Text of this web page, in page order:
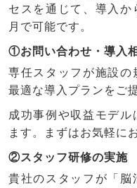
セスを通じて、導入か
月で可能です。
①お問い合わせ・導入
専任スタッフが施設の
最適な導入プランをご
成功事例や収益モデル
ます。まずはお気軽に
②スタッフ研修の実施
貴社のスタッフが「脳